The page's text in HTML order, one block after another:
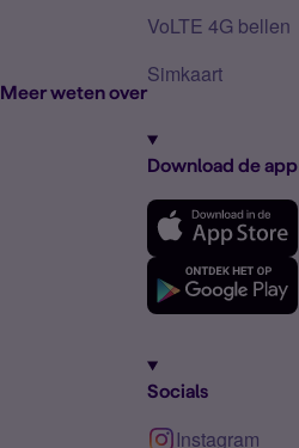
Meer weten over
VoLTE 4G bellen
Simkaart
Download de app
Socials
Instagram